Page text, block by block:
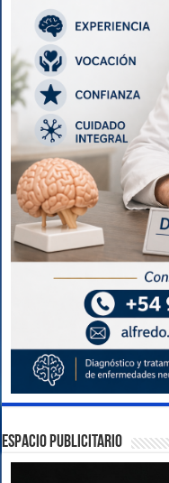
ESPACIO PUBLICITARIO